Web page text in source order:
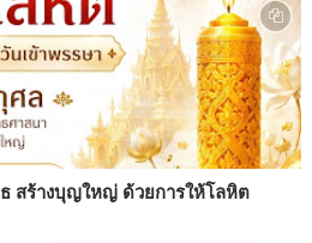
สร้างบุญใหญ่ ด้วยการให้โลหิต